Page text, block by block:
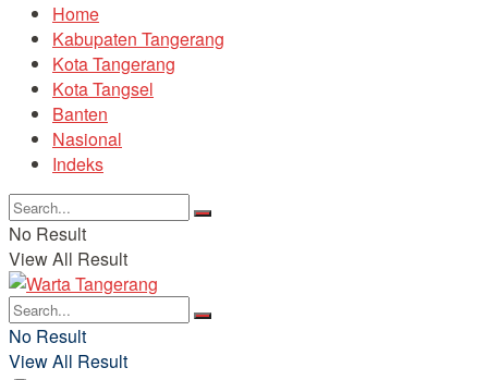
Home
Kabupaten Tangerang
Kota Tangerang
Kota Tangsel
Banten
Nasional
Indeks
No Result
View All Result
No Result
View All Result